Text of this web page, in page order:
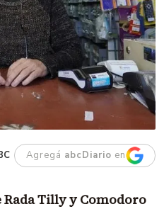
Agregá abcDiario en
Tilly y Comodoro